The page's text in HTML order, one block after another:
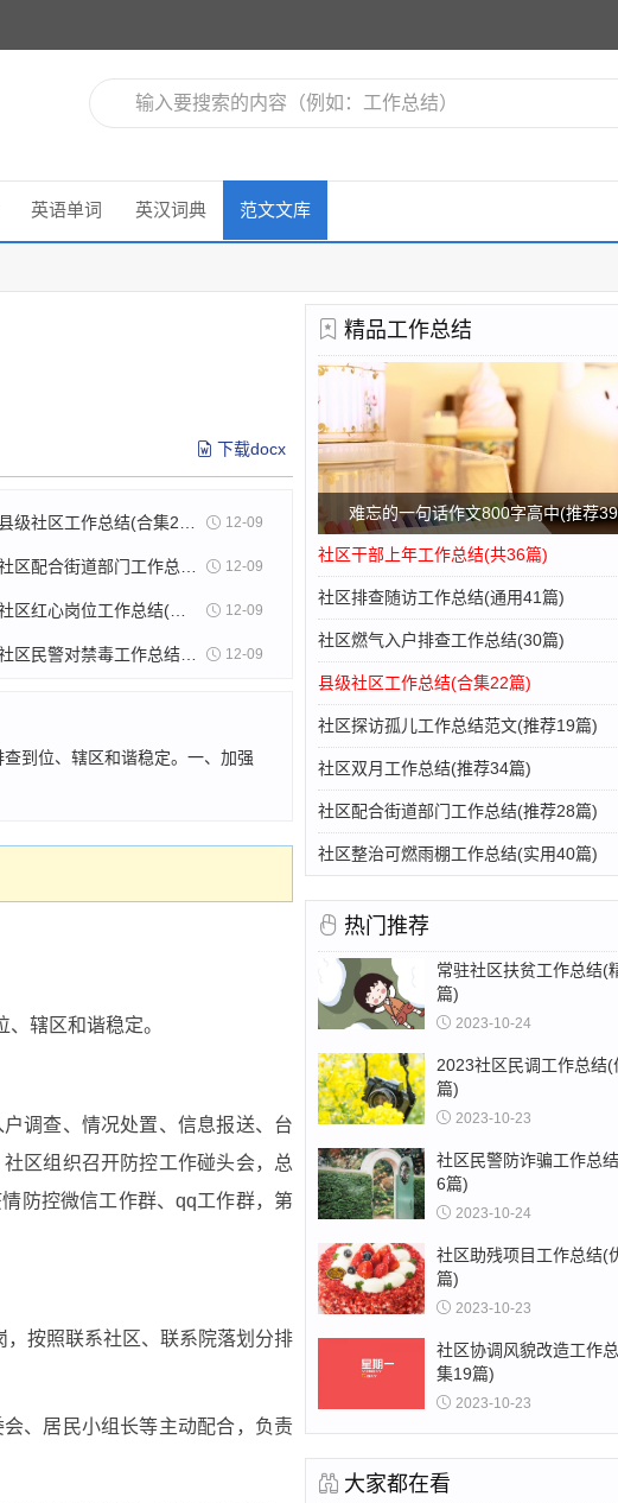
英语单词 英汉词典 范文文库
下载docx
12-09
12-09
12-09
12-09
到位、辖区和谐稳定。一、加强
辖区和谐稳定。
调查、情况处置、信息报送、台
区组织召开防控工作碰头会，总
防控微信工作群、qq工作群，第
，按照联系社区、联系院落划分排
、居民小组长等主动配合，负责
精品工作总结
难忘的一句话作文800字高中(推荐
社区干部上年工作总结(共36篇)
社区排查随访工作总结(通用41篇)
社区燃气入户排查工作总结(30篇)
县级社区工作总结(合集22篇)
社区探访孤儿工作总结范文(推荐19篇)
社区双月工作总结(推荐34篇)
社区配合街道部门工作总结(推荐28篇)
社区整治可燃雨棚工作总结(实用40篇)
热门推荐
常驻社区扶贫工作总结(
篇)
2023-10-24
2023社区民调工作总结(
篇)
2023-10-23
社区民警防诈骗工作总
6篇)
2023-10-24
社区助残项目工作总结(
篇)
2023-10-23
社区协调风貌改造工作
集19篇)
2023-10-23
大家都在看